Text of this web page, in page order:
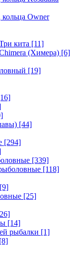
Owner
кита [11]
(Химера) [6]
[19]
[44]
[294]
[339]
[118]
[9]
[25]
[14]
рыбалки [1]
[8]